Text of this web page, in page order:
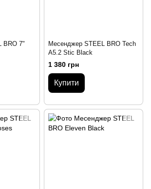
BRO 7"
Месенджер STEЕL BRO Tech
A5.2 Stic Black
1 380 грн
Купити